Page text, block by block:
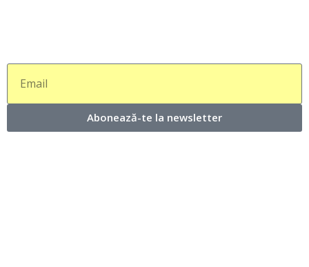
Abonează-te la newsletter